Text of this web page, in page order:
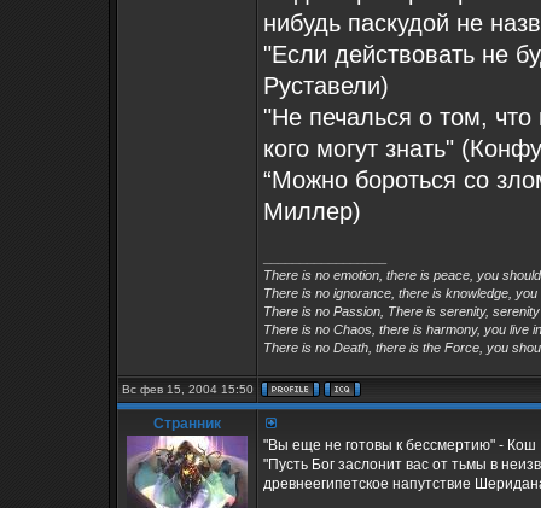
нибудь паскудой не
"Если действовать не
Руставели)
"Не печалься о том, что
кого могут знать"
“Можно бороться со
Миллер)
There is no emotion, there is peace, you
There is no ignorance, there is knowledge,
There is no Passion, There is serenity,
There is no Chaos, there is harmony, you live
There is no Death, there is the Force, you
Вс фев 15, 2004 15:50
Странник
"Вы еще не готовы к бессмертию" - Кош
"Пусть Бог заслонит вас от тьмы в
древнеегипетское напутствие